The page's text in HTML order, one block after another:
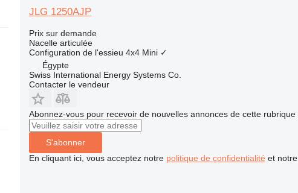
JLG 1250AJP
Prix sur demande
Nacelle articulée
Configuration de l'essieu 4x4 Mini ✓
Égypte
Swiss International Energy Systems Co.
Contacter le vendeur
Abonnez-vous pour recevoir de nouvelles annonces de cette rubrique
S'abonner
En cliquant ici, vous acceptez notre politique de confidentialité et notre